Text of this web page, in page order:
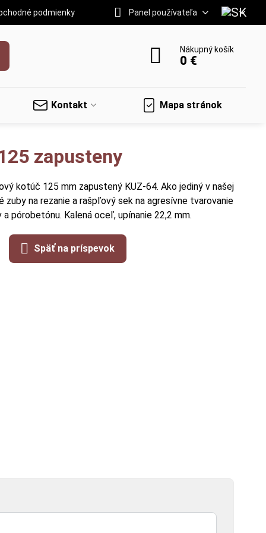
podmienky Panel používateľa
Nákupný košík
0 €
Kontakt Mapa stránok
zapusteny
kotúč 125 mm zapustený KUZ-64. Ako jediný v našej
zuby na rezanie a rašpľový sek na agresívne tvarovanie
pórobetónu. Kalená oceľ, upínanie 22,2 mm.
Späť na príspevok